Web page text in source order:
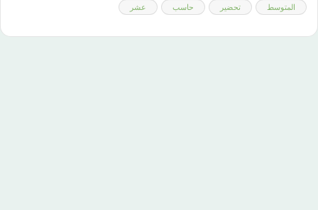
المتوسط
تحضير حاسب عشر